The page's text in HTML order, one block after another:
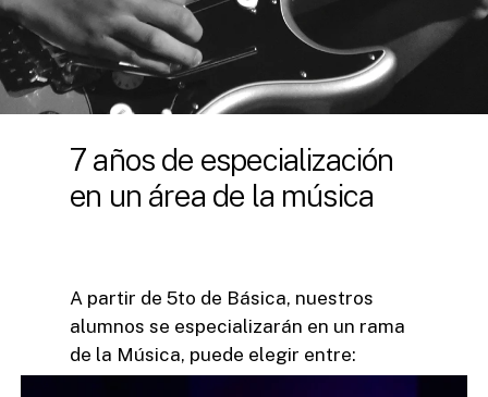
7 años de especialización
en un área de la música
A partir de 5to de Básica, nuestros
alumnos se especializarán en un rama
de la Música, puede elegir entre: